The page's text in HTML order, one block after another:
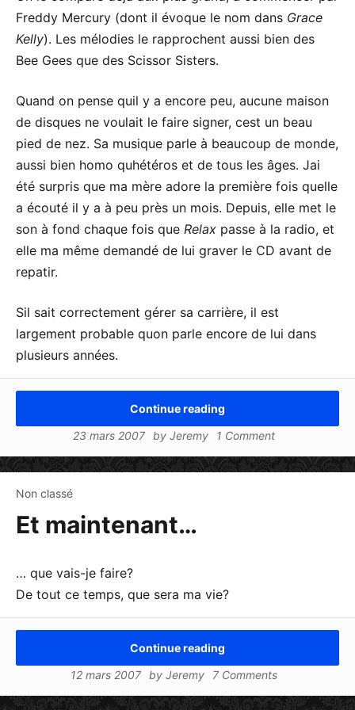
Freddy Mercury (dont il évoque le nom dans Grace
Kelly). Les mélodies le rapprochent aussi bien des
Bee Gees que des Scissor Sisters.
Quand on pense quil y a encore peu, aucune maison
de disques ne voulait le faire signer, cest un beau
pied de nez. Sa musique parle à beaucoup de monde,
aussi bien homo quhétéros et de tous les âges. Jai
été surpris que ma mère adore la première fois quelle
a écouté il y a à peu près un mois. Depuis, elle met le
son à fond chaque fois que Relax passe à la radio, et
elle ma même demandé de lui graver le CD avant de
repatir.
Sil sait correctement gérer sa carrière, il est
largement probable quon parle encore de lui dans
plusieurs années.
Continue reading
23 mars 2007
by Jeremy 1 Comment
Non classé
Et maintenant…
… que vais-je faire?
De tout ce temps, que sera ma vie?
Continue reading
12 mars 2007
by Jeremy 7 Comments